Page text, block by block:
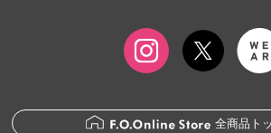
全商品ト